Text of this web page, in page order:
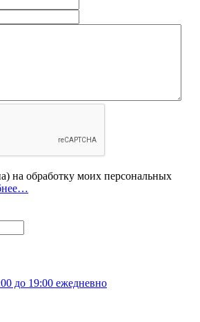
на обработку моих персональных
до 19:00 ежедневно